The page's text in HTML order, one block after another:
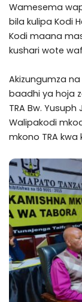
Wamesema
bila kulipa Kodi
Kodi maana
kushari wote
Akizungumza
baadhi ya hoja
TRA Bw.
Walipakodi
mkono TRA kwa